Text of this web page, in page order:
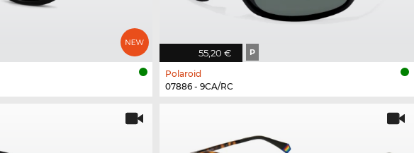
55,20 € P
Polaroid
07886 - 9CA/RC